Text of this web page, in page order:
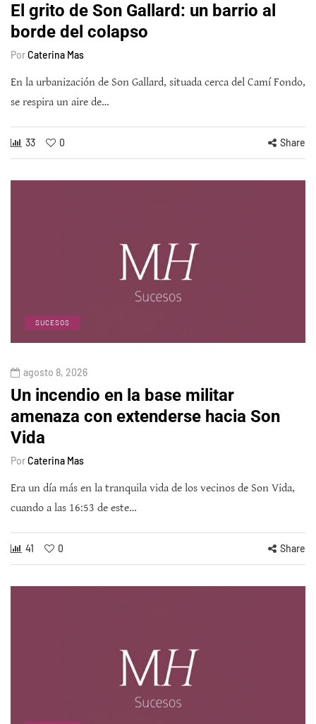
El grito de Son Gallard: un barrio al
borde del colapso
PorCaterina Mas
En la urbanización de Son Gallard, situada cerca del Camí Fondo,
se respira un aire de…
33 0 Share
SUCESOS
agosto 8, 2026
Un incendio en la base militar
amenaza con extenderse hacia Son
Vida
PorCaterina Mas
Era un día más en la tranquila vida de los vecinos de Son Vida,
cuando a las 16:53 de este…
41 0 Share